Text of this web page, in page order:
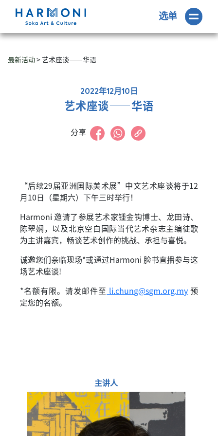
选单
最新活动> 艺术座谈——华语
2022年12月10日
艺术座谈——华语
分享
“后续29届亚洲国际美术展”中文艺术座谈将于12
月10日（星期六）下午三时举行！
Harmoni 邀请了参展艺术家锺金钩博士、龙田诗、
陈翠娴，以及北京空白国际当代艺术杂志主编徒歌
为主讲嘉宾，畅谈艺术创作的挑战、承担与喜悦。
诚邀您们亲临现场*或通过Harmoni 脸书直播参与这
场艺术座谈!
*名额有限。请发邮件至 li.chung@sgm.org.my 预
定您的名额。
主讲人